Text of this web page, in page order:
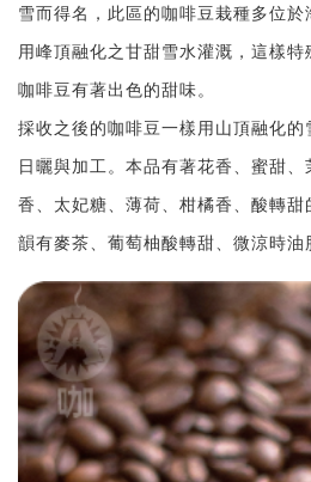
雪而得名，此區的咖啡豆栽種多位
用峰頂融化之甘甜雪水灌溉，這樣
咖啡豆有著出色的甜味。
採收之後的咖啡豆一樣用山頂融化
日曬與加工。本品有著花香、蜜甜
香、太妃糖、薄荷、柑橘香、酸轉
韻有麥茶、葡萄柚酸轉甜、微涼時油